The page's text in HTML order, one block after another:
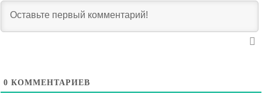
0 КОММЕНТАРИЕВ